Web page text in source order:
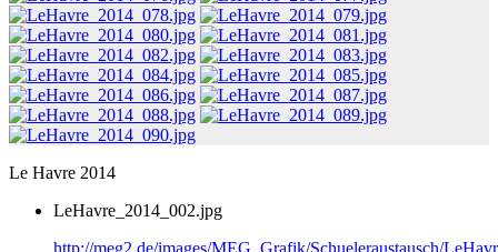
Le Havre 2014
LeHavre_2014_002.jpg